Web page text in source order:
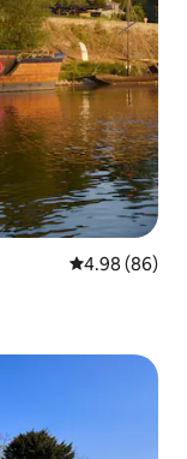
Calificación
4.98 (86)